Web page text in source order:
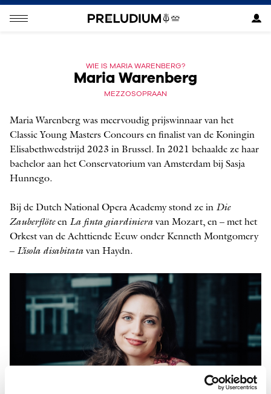
WIE IS MARIA WARENBERG?
Maria Warenberg
MEZZOSOPRAAN
Maria Warenberg was meervoudig prijswinnaar van het
Classic Young Masters Concours en finalist van de Koningin
Elisabethwedstrijd 2023 in Brussel. In 2021 behaalde ze haar
bachelor aan het Conservatorium van Amsterdam bij Sasja
Hunnego.
Bij de Dutch National Opera Academy stond ze in Die
Zauberflöteen La finta giardiniera van Mozart, en – met het
Orkest van de Achttiende Eeuw onder Kenneth Montgomery
– L’isola disabitata van Haydn.